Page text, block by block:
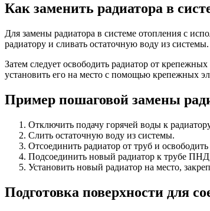
Как заменить радиатора в
Для замены радиатора в системе отопления с
радиатору и сливать остаточную воду из системы.
Затем следует освободить радиатор от
установить его на место с помощью крепежных
Пример пошаговой замены
Отключить подачу горячей воды к
Слить остаточную воду из системы.
Отсоединить радиатор от труб и
Подсоединить новый радиатор к трубе
Установить новый радиатор на место,
Подготовка поверхности для